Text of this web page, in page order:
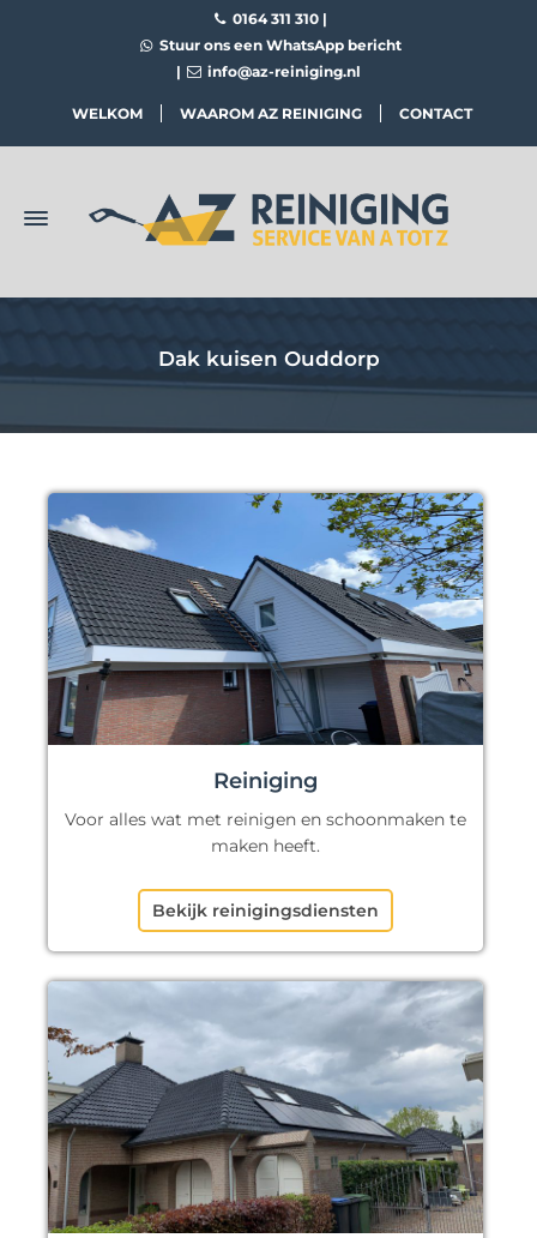
0164 311 310 |
Stuur ons een WhatsApp bericht
|
info@az-reiniging.nl
WELKOM WAAROM AZ REINIGING CONTACT
Dak kuisen Ouddorp
Reiniging
Voor alles wat met reinigen en schoonmaken te
maken heeft.
Bekijk reinigingsdiensten